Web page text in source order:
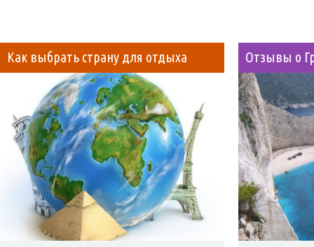
Как выбрать страну для отдыха Отзывы о